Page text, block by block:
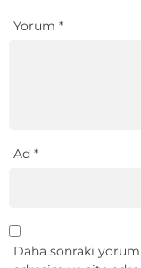
Yorum *
Ad *
Daha sonraki